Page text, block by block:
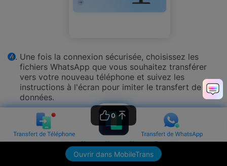
Ouvrir dans MobileTrans
Une fois la connexion sécurisée, choisissez les
fichiers WhatsApp que vous souhaitez transférer
vers votre nouveau téléphone et suivez les
instructions à l'écran pour imiter le transfert de
données.
0